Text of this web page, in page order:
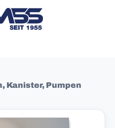
enthält 0 Positionen. Der
Kanister, Pumpen